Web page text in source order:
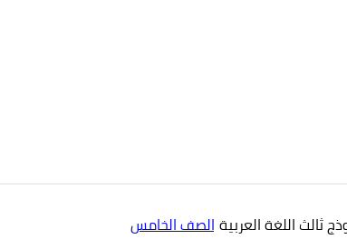
ثالث اللغة العربية الصف الخامس